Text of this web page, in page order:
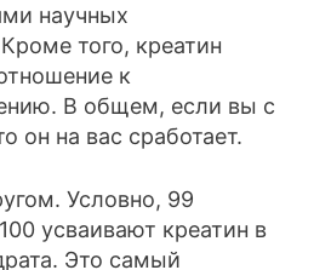
научных
того, креатин
к
В общем, если вы с
он на вас сработает.
Условно, 99
усваивают креатин в
Это самый